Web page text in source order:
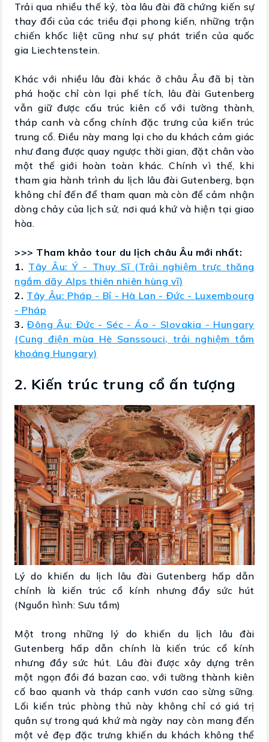
Trải qua nhiều thế kỷ, tòa lâu đài đã chứng kiến sự
thay đổi của các triều đại phong kiến, những trận
chiến khốc liệt cũng như sự phát triển của quốc
gia Liechtenstein.
Khác với nhiều lâu đài khác ở châu Âu đã bị tàn
phá hoặc chỉ còn lại phế tích, lâu đài Gutenberg
vẫn giữ được cấu trúc kiên cố với tường thành,
tháp canh và cổng chính đặc trưng của kiến trúc
trung cổ. Điều này mang lại cho du khách cảm giác
như đang được quay ngược thời gian, đặt chân vào
một thế giới hoàn toàn khác. Chính vì thế, khi
tham gia hành trình du lịch lâu đài Gutenberg, bạn
không chỉ đến để tham quan mà còn để cảm nhận
dòng chảy của lịch sử, nơi quá khứ và hiện tại giao
hòa.
>>> Tham khảo tour du lịch châu Âu mới nhất:
1. Tây Âu: Ý - Thụy Sĩ (Trải nghiệm trực thăng
ngắm dãy Alps thiên nhiên hùng vĩ)
2. Tây Âu: Pháp - Bỉ - Hà Lan - Đức - Luxembourg
- Pháp
3.Đông Âu: Đức - Séc - Áo - Slovakia - Hungary
(Cung điện mùa Hè Sanssouci, trải nghiệm tắm
khoáng Hungary)
2. Kiến trúc trung cổ ấn tượng
Lý do khiến du lịch lâu đài Gutenberg hấp dẫn
chính là kiến trúc cổ kính nhưng đầy sức hút
(Nguồn hình: Sưu tầm)
Một trong những lý do khiến du lịch lâu đài
Gutenberg hấp dẫn chính là kiến trúc cổ kính
nhưng đầy sức hút. Lâu đài được xây dựng trên
một ngọn đồi đá bazan cao, với tường thành kiên
cố bao quanh và tháp canh vươn cao sừng sững.
Lối kiến trúc phòng thủ này không chỉ có giá trị
quân sự trong quá khứ mà ngày nay còn mang đến
một vẻ đẹp đặc trưng khiến du khách không thể